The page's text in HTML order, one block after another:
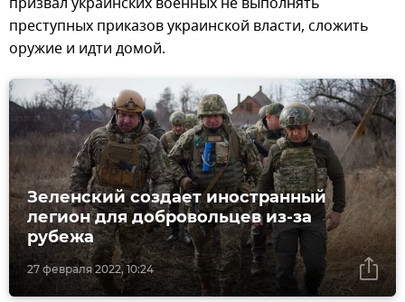
преступных приказов украинской власти, сложить
оружие и идти домой.
27 февраля 2022, 10:24
Зеленский создает иностранный
легион для добровольцев из-за
рубежа